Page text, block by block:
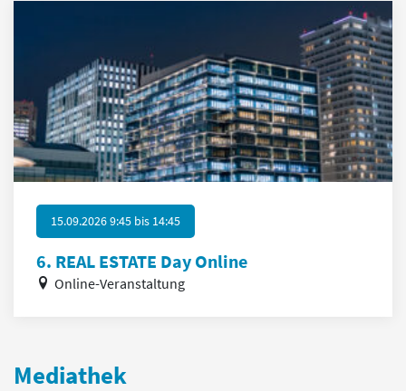
15.09.2026 9:45 bis 14:45
6. REAL ESTATE Day Online
Online-Veranstaltung
Mediathek